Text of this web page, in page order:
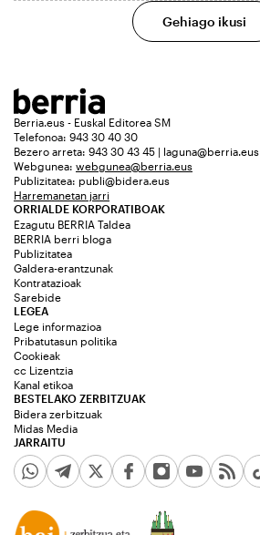
Gehiago ikusi
Berria.eus - Euskal Editorea SM
Telefonoa: 943 30 40 30
Bezero arreta: 943 30 43 45 | laguna@berria.eus
Webgunea: webgunea@berria.eus
Publizitatea: publi@bidera.eus
Harremanetan jarri
ORRIALDE KORPORATIBOAK
Ezagutu BERRIA Taldea
BERRIA berri bloga
Publizitatea
Galdera-erantzunak
Kontratazioak
Sarebide
JARRAITU
LEGEA
Lege informazioa
Pribatutasun politika
Cookieak
cc Lizentzia
Kanal etikoa
BESTELAKO ZERBITZUAK
Bidera zerbitzuak
Midas Media